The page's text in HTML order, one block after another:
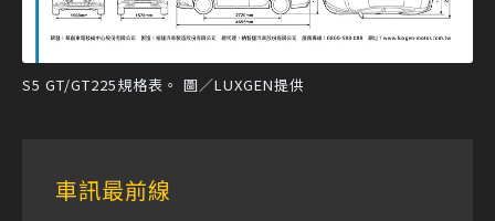
S5 GT/GT225規格表。 圖／LUXGEN提供
車訊最前線